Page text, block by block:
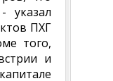
указал
ПХГ
того,
и